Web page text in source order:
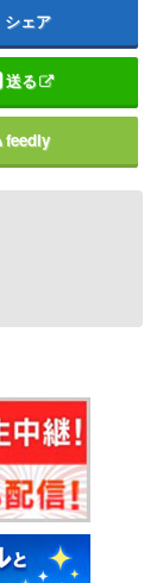
シェア
送る
feedly